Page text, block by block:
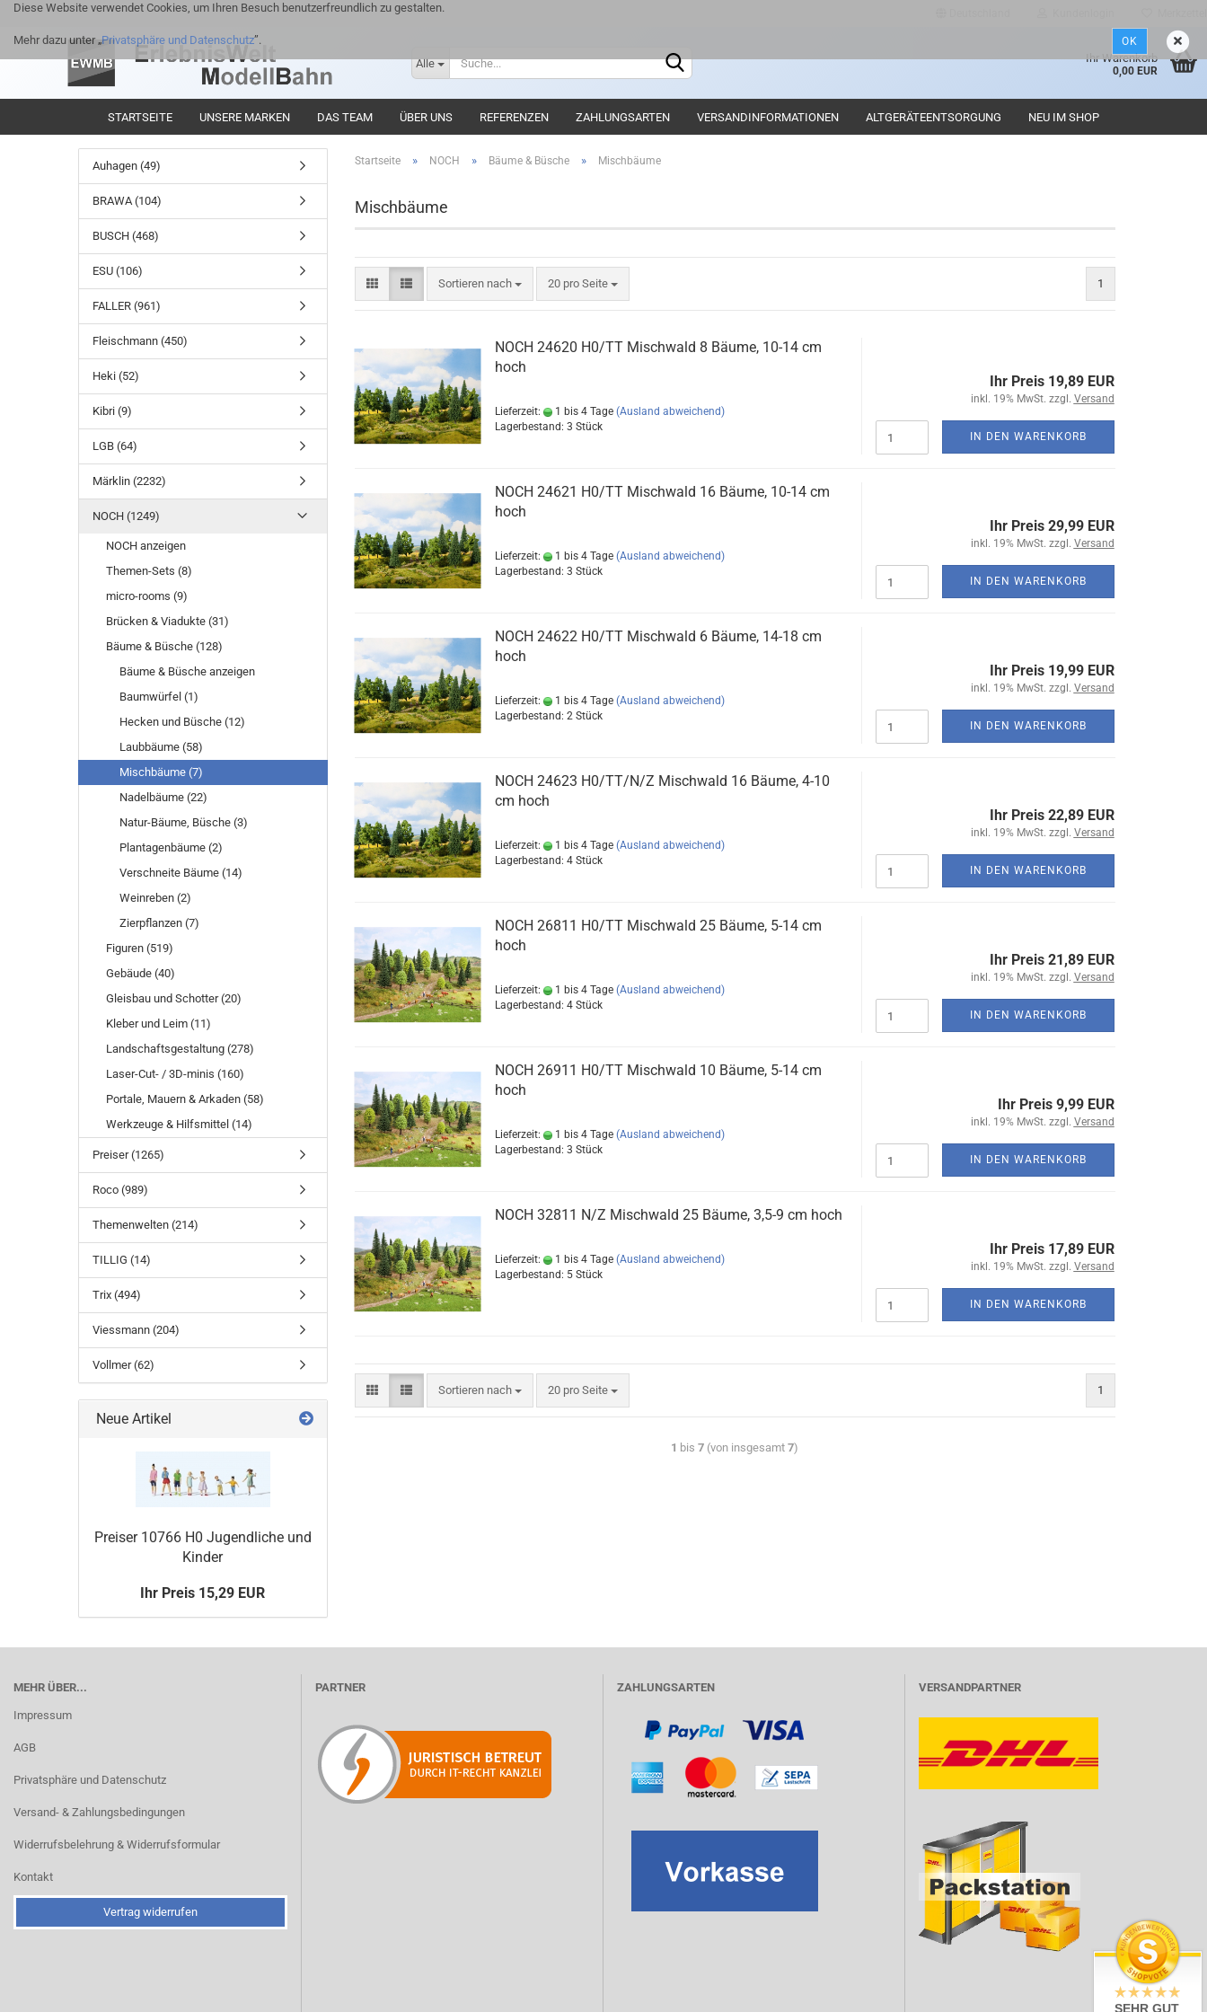
Konto erstellen
Alle Ihr Warenkorb
0,00 EUR
Diese Website verwendet Cookies, um Ihren Besuch benutzerfreundlich zu gestalten.
Mehr dazu unter „Privatsphäre und Datenschutz”. OK
STARTSEITE UNSERE MARKEN DAS TEAM ÜBER UNS REFERENZEN ZAHLUNGSARTEN VERSANDINFORMATIONEN ALTGERÄTEENTSORGUNG NEU IM SHOP
Startseite » NOCH » Bäume & Büsche » Mischbäume
Mischbäume
Sortieren nach 20 pro Seite 1
NOCH 24620 H0/TT Mischwald 8 Bäume, 10-14 cm
hoch
Lieferzeit: 1 bis 4 Tage (Ausland abweichend)
Lagerbestand: 3 Stück
Ihr Preis 19,89 EUR
inkl. 19% MwSt. zzgl. Versand
IN DEN WARENKORB
NOCH 24621 H0/TT Mischwald 16 Bäume, 10-14 cm
hoch
Lieferzeit: 1 bis 4 Tage (Ausland abweichend)
Lagerbestand: 3 Stück
Ihr Preis 29,99 EUR
inkl. 19% MwSt. zzgl. Versand
IN DEN WARENKORB
NOCH 24622 H0/TT Mischwald 6 Bäume, 14-18 cm
hoch
Lieferzeit: 1 bis 4 Tage (Ausland abweichend)
Lagerbestand: 2 Stück
Ihr Preis 19,99 EUR
inkl. 19% MwSt. zzgl. Versand
IN DEN WARENKORB
NOCH 24623 H0/TT/N/Z Mischwald 16 Bäume, 4-10
cm hoch
Lieferzeit: 1 bis 4 Tage (Ausland abweichend)
Lagerbestand: 4 Stück
Ihr Preis 22,89 EUR
inkl. 19% MwSt. zzgl. Versand
IN DEN WARENKORB
NOCH 26811 H0/TT Mischwald 25 Bäume, 5-14 cm
hoch
Lieferzeit: 1 bis 4 Tage (Ausland abweichend)
Lagerbestand: 4 Stück
Ihr Preis 21,89 EUR
inkl. 19% MwSt. zzgl. Versand
IN DEN WARENKORB
NOCH 26911 H0/TT Mischwald 10 Bäume, 5-14 cm
hoch
Lieferzeit: 1 bis 4 Tage (Ausland abweichend)
Lagerbestand: 3 Stück
Ihr Preis 9,99 EUR
inkl. 19% MwSt. zzgl. Versand
IN DEN WARENKORB
NOCH 32811 N/Z Mischwald 25 Bäume, 3,5-9 cm hoch
Lieferzeit: 1 bis 4 Tage (Ausland abweichend)
Lagerbestand: 5 Stück
Ihr Preis 17,89 EUR
inkl. 19% MwSt. zzgl. Versand
IN DEN WARENKORB
Sortieren nach 20 pro Seite 1
1 bis7 (von insgesamt7)
Auhagen (49)
BRAWA (104)
BUSCH (468)
ESU (106)
FALLER (961)
Fleischmann (450)
Heki (52)
Kibri (9)
LGB (64)
Märklin (2232)
NOCH (1249)
NOCH anzeigen
Themen-Sets (8)
micro-rooms (9)
Brücken & Viadukte (31)
Bäume & Büsche (128)
Bäume & Büsche anzeigen
Baumwürfel (1)
Hecken und Büsche (12)
Laubbäume (58)
Mischbäume (7)
Nadelbäume (22)
Natur-Bäume, Büsche (3)
Plantagenbäume (2)
Verschneite Bäume (14)
Weinreben (2)
Zierpflanzen (7)
Figuren (519)
Gebäude (40)
Gleisbau und Schotter (20)
Kleber und Leim (11)
Landschaftsgestaltung (278)
Laser-Cut- / 3D-minis (160)
Portale, Mauern & Arkaden (58)
Werkzeuge & Hilfsmittel (14)
Preiser (1265)
Roco (989)
Themenwelten (214)
TILLIG (14)
Trix (494)
Viessmann (204)
Vollmer (62)
Neue Artikel
Preiser 10766 H0 Jugendliche und
Kinder
Ihr Preis 15,29 EUR
MEHR ÜBER...
Impressum
AGB
Privatsphäre und Datenschutz
Versand- & Zahlungsbedingungen
Widerrufsbelehrung & Widerrufsformular
Kontakt
Vertrag widerrufen
PARTNER ZAHLUNGSARTEN VERSANDPARTNER
SEHR GUT